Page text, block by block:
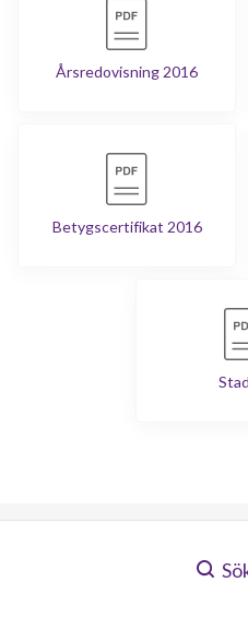
Årsredovisning 2016
Betygscertifikat 2016